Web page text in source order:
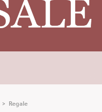
> Regale